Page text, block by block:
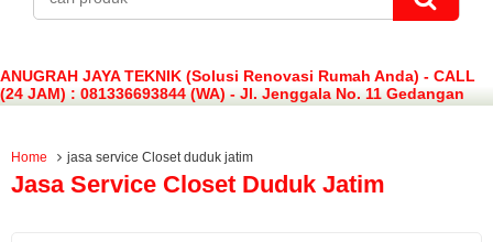
ANUGRAH JAYA TEKNIK (Solusi Renovasi Rumah Anda) - CALL
(24 JAM) : 081336693844 (WA) - Jl. Jenggala No. 11 Gedangan
Sidoarjo
Home jasa service Closet duduk jatim
Jasa Service Closet Duduk Jatim